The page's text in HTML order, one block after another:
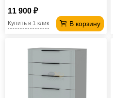
11 900 ₽
В корзину
Купить в 1 клик